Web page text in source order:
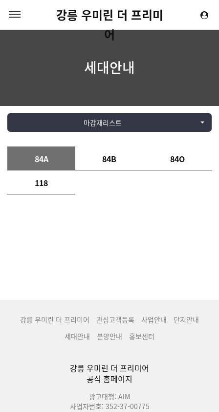
강릉 우미린 더 프리미
어
세대안내
마감재리스트
84A 84B 84O
118
강릉 우미린 더 프리미어 관심고객등록 사업안내
단지안내
세대안내
분양안내 홍보센터
강릉 우미린 더 프리미어
공식 홈페이지
광고대행: AIM
사업자번호: 352-37-00775